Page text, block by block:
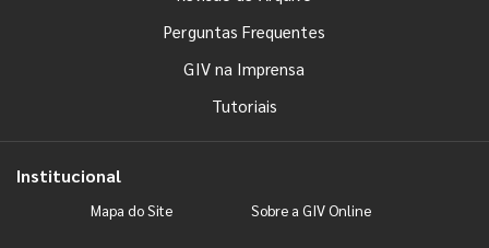
Perguntas Frequentes
GIV na Imprensa
Tutoriais
Institucional
Mapa do Site Sobre a GIV Online